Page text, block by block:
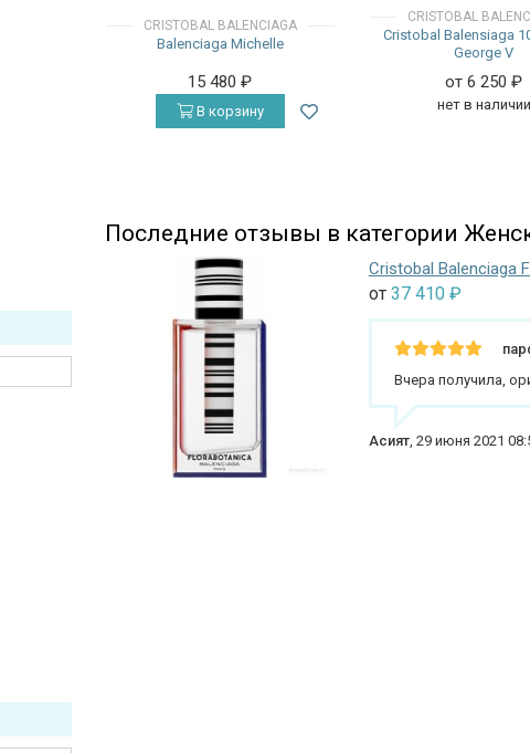
CRISTOBAL BALENCIAGA
Balenciaga Michelle
15 480₽
В корзину
CRISTOBAL
Cristobal Balensiaga
George V
от 6 250₽
нет в наличии
Последние отзывы в категории
Cristobal Balenciaga
от 37 410 ₽
Вчера получила,
Асият, 29 июня 2021